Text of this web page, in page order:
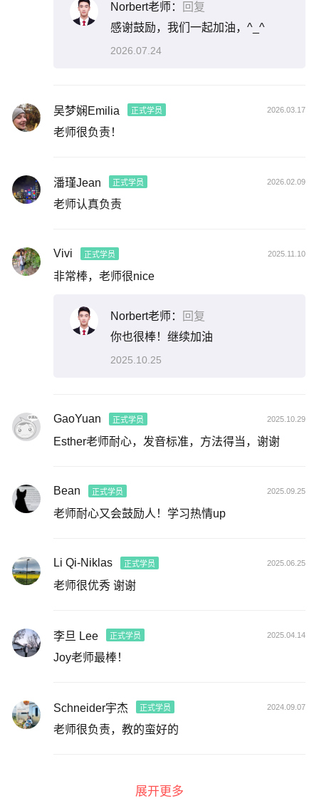
Norbert老师：
回复
感谢鼓励，我们一起加油，^_^
2026.07.24
吴梦娴Emilia 正式学员 2026.03.17
老师很负责！
潘瑾Jean 正式学员 2026.02.09
老师认真负责
Vivi 正式学员 2025.11.10
非常棒，老师很nice
Norbert老师：
回复
你也很棒！继续加油
2025.10.25
GaoYuan 正式学员 2025.10.29
Esther老师耐心，发音标准，方法得当，谢谢
Bean 正式学员 2025.09.25
老师耐心又会鼓励人！学习热情up
Li Qi-Niklas 正式学员 2025.06.25
老师很优秀 谢谢
李旦 Lee 正式学员 2025.04.14
Joy老师最棒！
Schneider宇杰 正式学员 2024.09.07
老师很负责，教的蛮好的
展开更多